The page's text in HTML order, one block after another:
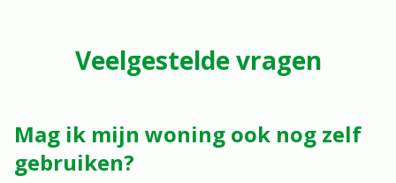
Veelgestelde vragen
Mag ik mijn woning ook nog zelf
gebruiken?